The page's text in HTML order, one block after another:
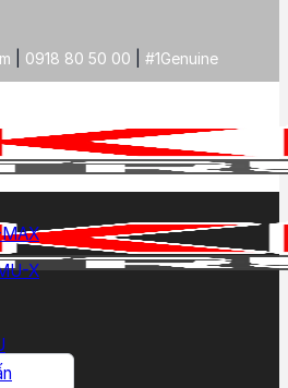
0918 80 50 00 #1Genuine
X